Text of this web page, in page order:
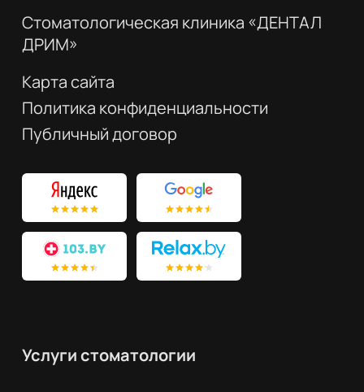
Стоматологическая клиника «ДЕНТАЛ
ДРИМ»
Карта сайта
Политика конфиденциальности
Публичный договор
Услуги стоматологии